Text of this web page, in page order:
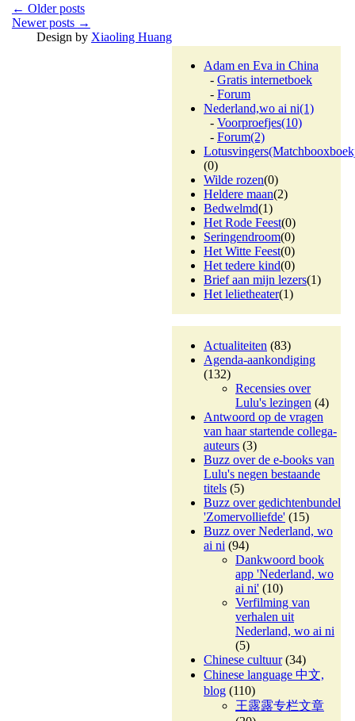
← Older posts
Newer posts →
Adam en Eva in China
- Gratis internetboek
- Forum
Nederland,wo ai ni(1)
- Voorproefjes(10)
- Forum(2)
(0)
Wilde rozen(0)
Heldere maan(2)
Bedwelmd(1)
Het Rode Feest(0)
Seringendroom(0)
Het Witte Feest(0)
Het tedere kind(0)
Brief aan mijn lezers(1)
Het lelietheater(1)
Actualiteiten (83)
Agenda-aankondiging
(132)
Recensies over
Lulu's lezingen (4)
Antwoord op de vragen
van haar startende collega-
auteurs (3)
Buzz over de e-books van
Lulu's negen bestaande
titels (5)
Buzz over gedichtenbundel
'Zomervolliefde' (15)
Buzz over Nederland, wo
ai ni (94)
Dankwoord book
app 'Nederland, wo
ai ni' (10)
Verfilming van
verhalen uit
Nederland, wo ai ni
(5)
Chinese cultuur(34)
Chinese language 中文,
blog (110)
王露露专栏文章
Design by Xiaoling Huang